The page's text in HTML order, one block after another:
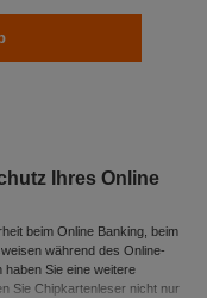
Protokoll des nPA
IT und BSI
SigG/SigVKostenloser
2
für die USB-
Karte
Online-
Gehäuse
Ihres Online
beim Online Banking, beim
während des Online-
haben Sie eine weitere
Sie Chipkartenleser nicht nur